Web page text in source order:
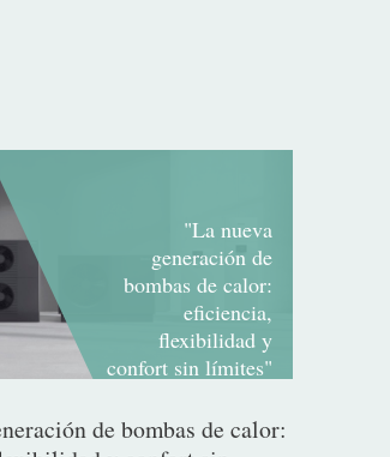
"La nueva
generación de
bombas de calor:
eficiencia,
flexibilidad y
confort sin límites"
de bombas de calor: